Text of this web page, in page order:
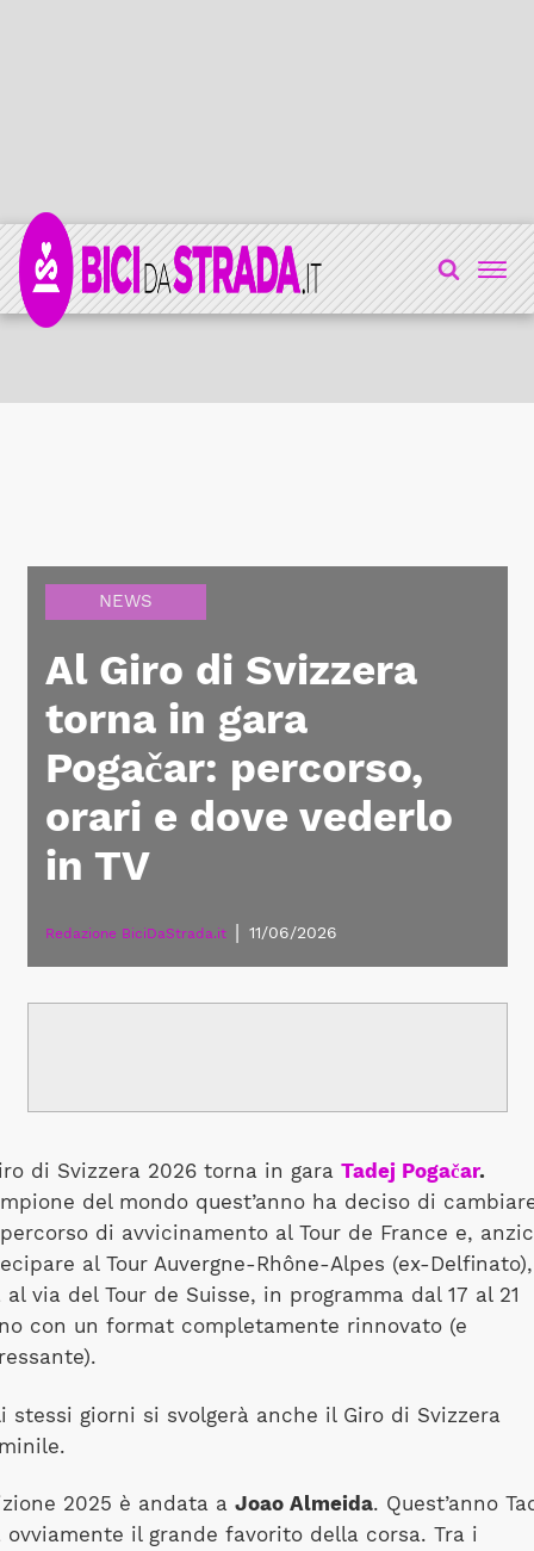
NEWS
Al Giro di Svizzera
torna in gara
Pogačar: percorso,
orari e dove vederlo
in TV
Redazione BiciDaStrada.it 11/06/2026
di Svizzera 2026 torna in gara Tadej Pogačar.
del mondo quest’anno ha deciso di
di avvicinamento al Tour de France e,
al Tour Auvergne-Rhône-Alpes (ex-Delfinato),
al via del Tour de Suisse, in programma dal 17 al 21
con un format completamente rinnovato (e
stessi giorni si svolgerà anche il Giro di Svizzera
2025 è andata a Joao Almeida. Quest’anno
ovviamente il grande favorito della corsa. Tra i